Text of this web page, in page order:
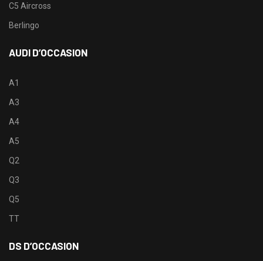
C5 Aircross
Berlingo
AUDI D’OCCASION
A1
A3
A4
A5
Q2
Q3
Q5
TT
DS D’OCCASION